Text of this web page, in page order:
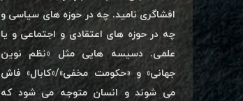
افشاگری نامید. چه در حوزه های سیاسی و
چه در حوزه های اعتقادی و اجتماعی و یا
علمی. دسیسه هایی مثل «نظم نوین
جهانی» و «حکومت مخفی»/«کابال» فاش
می شوند و انسان متوجه می شود که